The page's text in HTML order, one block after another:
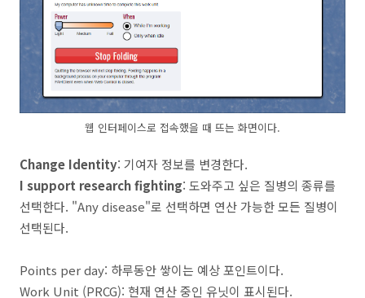
웹 인터페이스로 접속했을 때 뜨는 화면이다.
Change Identity: 기여자 정보를 변경한다.
I support research fighting: 도와주고 싶은 질병의 종류를
선택한다. "Any disease"로 선택하면 연산 가능한 모든 질병이
선택된다.
Points per day: 하루동안 쌓이는 예상 포인트이다.
Work Unit (PRCG): 현재 연산 중인 유닛이 표시된다.